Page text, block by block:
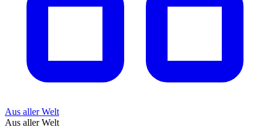
Aus aller Welt
Aus aller Welt